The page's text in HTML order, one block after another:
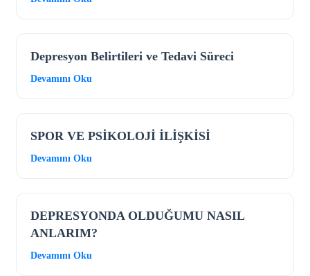
Depresyon Belirtileri ve Tedavi Süreci
Devamını Oku
SPOR VE PSİKOLOJİ İLİŞKİSİ
Devamını Oku
DEPRESYONDA OLDUĞUMU NASIL
ANLARIM?
Devamını Oku